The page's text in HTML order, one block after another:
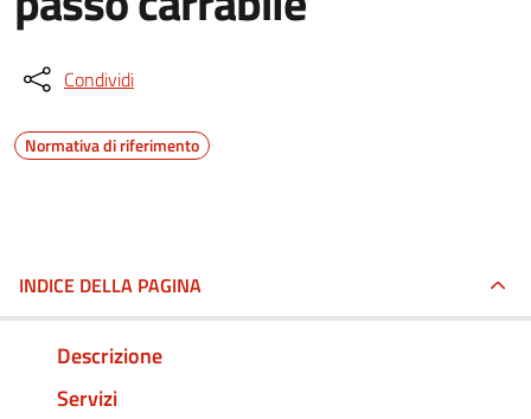
Condividi
Normativa di riferimento
INDICE DELLA PAGINA
Descrizione
Servizi